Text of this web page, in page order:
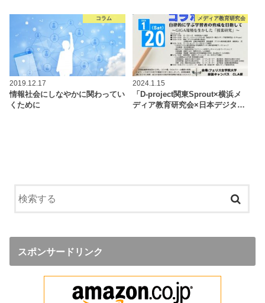
コラム
2019.12.17
情報社会にしなやかに関わってい
くために
メディア教育研究会
2024.1.15
「D-project関東Sprout×横浜メ
ディア教育研究会×日本デジタ…
スポンサードリンク